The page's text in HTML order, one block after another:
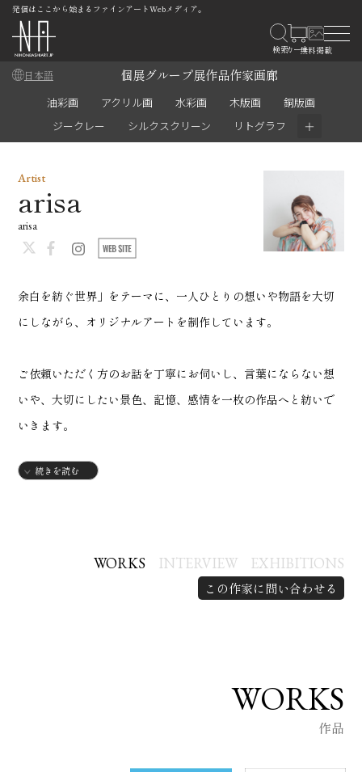
発信はここから始まるファインアートWebメディア。
日本語 個展グループ展作品作家画廊
油彩画 アクリル画 水彩画 木版画
銅版画
ジークレー
シルクスクリーン リトグラフ ＋
余白を紡ぐ世界」をテーマに、一人ひとりの想いや物語を大切
にしながら、オリジナルアートを制作しています。
ご依頼いただく方のお話を丁寧にお伺いし、言葉にならない想
いや、大切にしたい景色、記憶、感情を一枚の作品へと紡いで
いきます。
人物や動物、風景、抽象表現など、モチーフは問いません。
自身へ還れるような存在になれば嬉しいです。
続きを読む
Artist
arisa
arisa
WORKS INTERVIEW EXHIBITIONS
この作家に問い合わせる
WORKS
作品